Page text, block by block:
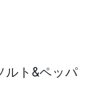
ルト&ペッパ